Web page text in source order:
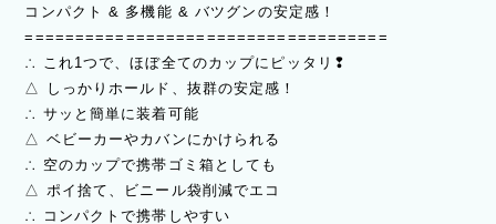
コンパクト & 多機能 & バツグンの安定感！
====================================
∴ これ1つで、ほぼ全てのカップにピッタリ❢
△ しっかりホールド、抜群の安定感！
∴ サッと簡単に装着可能
△ ベビーカーやカバンにかけられる
∴ 空のカップで携帯ゴミ箱としても
△ ポイ捨て、ビニール袋削減でエコ
∴ コンパクトで携帯しやすい